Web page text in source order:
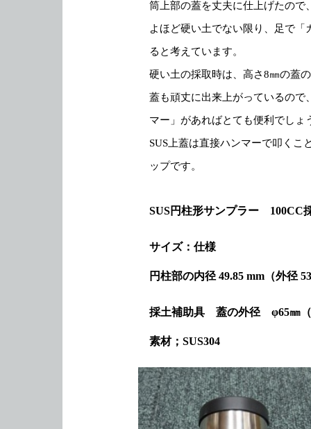
筒上部の蓋を丈夫に仕上げたので
よほど硬い土でない限り、足で
ると考えています。
硬い土の採取時は、高さ8㎜の蓋
蓋も頑丈に出来上がっているので
マー」があればとても便利でしょ
SUS上蓋は直接ハンマーで叩くこ
ップです。
SUS円柱形サンプラー 100CC
サイズ：仕様
円柱部の内径 49.85 mm（外径
採土補助具 蓋の外径 φ65㎜（
素材；SUS304